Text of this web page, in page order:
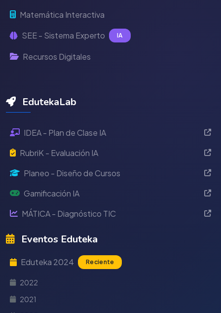
Matemática Interactiva
SEE - Sistema Experto IA
Recursos Digitales
EdutekaLab
IDEA - Plan de Clase IA
RubriK - Evaluación IA
Planeo - Diseño de Cursos
Gamificación IA
MÁTICA - Diagnóstico TIC
Eventos Eduteka
Eduteka 2024 Reciente
2022
2021